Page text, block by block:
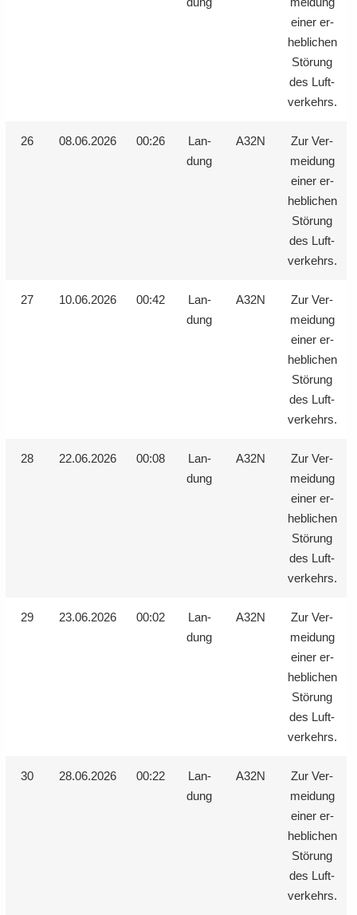
einer er­
heb­li­chen
Stö­rung
des Luft­
ver­kehrs.
26 08.06.2026 00:26
Lan­
dung
A32N
Zur Ver­
mei­dung
einer er­
heb­li­chen
Stö­rung
des Luft­
ver­kehrs.
27 10.06.2026 00:42
Lan­
dung
A32N
Zur Ver­
mei­dung
einer er­
heb­li­chen
Stö­rung
des Luft­
ver­kehrs.
28 22.06.2026 00:08
Lan­
dung
A32N
Zur Ver­
mei­dung
einer er­
heb­li­chen
Stö­rung
des Luft­
ver­kehrs.
29 23.06.2026 00:02
Lan­
dung
A32N
Zur Ver­
mei­dung
einer er­
heb­li­chen
Stö­rung
des Luft­
ver­kehrs.
30 28.06.2026 00:22
Lan­
dung
A32N
Zur Ver­
mei­dung
einer er­
heb­li­chen
Stö­rung
des Luft­
ver­kehrs.